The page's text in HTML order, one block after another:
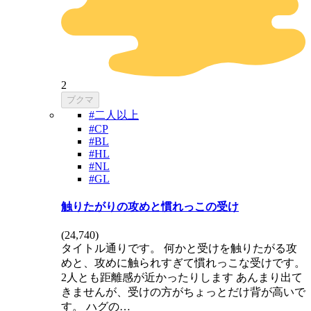
2
ブクマ
#二人以上
#CP
#BL
#HL
#NL
#GL
触りたがりの攻めと慣れっこの受け
(24,740)
タイトル通りです。 何かと受けを触りたがる攻
めと、攻めに触られすぎて慣れっこな受けです。
2人とも距離感が近かったりします あんまり出て
きませんが、受けの方がちょっとだけ背が高いで
す。 ハグの…